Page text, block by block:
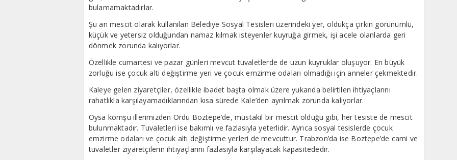
bulamamaktadırlar.
Şu an mescit olarak kullanılan Belediye Sosyal Tesisleri üzerindeki yer, oldukça çirkin görünümlü,
küçük ve yetersiz olduğundan namaz kılmak isteyenler kuyruğa girmek, işi acele olanlarda geri
dönmek zorunda kalıyorlar.
Özellikle cumartesi ve pazar günleri mevcut tuvaletlerde de uzun kuyruklar oluşuyor. En büyük
zorluğu ise çocuk altı değiştirme yeri ve çocuk emzirme odaları olmadığı için anneler çekmektedir.
Kaleye gelen ziyaretçiler, özellikle ibadet başta olmak üzere yukarıda belirtilen ihtiyaçlarını
rahatlıkla karşılayamadıklarından kısa sürede Kale’den ayrılmak zorunda kalıyorlar.
Oysa komşu illerimizden Ordu Boztepe’de, müstakil bir mescit olduğu gibi, her tesiste de mescit
bulunmaktadır. Tuvaletleri ise bakımlı ve fazlasıyla yeterlidir. Ayrıca sosyal tesislerde çocuk
emzirme odaları ve çocuk altı değiştirme yerleri de mevcuttur. Trabzon’da ise Boztepe’de cami ve
tuvaletler ziyaretçilerin ihtiyaçlarını fazlasıyla karşılayacak kapasitededir.